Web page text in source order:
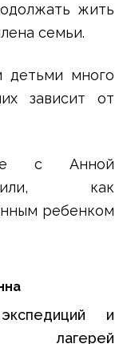
жить
семьи.
детьми много
зависит от
с Анной
как
ребенком
и
лагерей